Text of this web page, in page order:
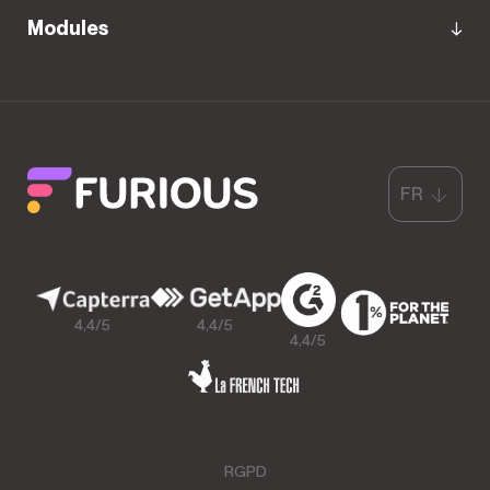
Modules
4,4/5
4,4/5
4,4/5
RGPD
FR